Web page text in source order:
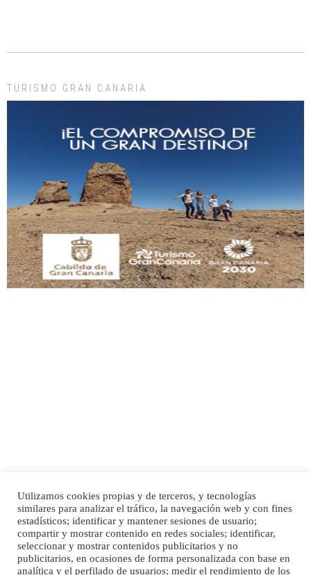
manso y extremadamente cari...
Adopción urgente
Busco adopción responsable para mi perra. Pastor alemán, hembra, 4 años. Por
motivos personales ...
Leales.org » Gran Canaria | 6.7.2025
Ninfa perdida
El día 5 se los perdió una ninfa papillera, asustada tiene miedo a la calle, se
perdió por la zon...
Leales.org » Gran Canaria | 6.7.2025
TURISMO GRAN CANARIA
Inicio Publicidad
Política de privacidad
Aviso Legal
Cláusula de Cookies
Enlaces de interés
Utilizamos cookies propias y de terceros, y tecnologías
similares para analizar el tráfico, la navegación web y con fines
estadísticos; identificar y mantener sesiones de usuario;
compartir y mostrar contenido en redes sociales; identificar,
seleccionar y mostrar contenidos publicitarios y no
publicitarios, en ocasiones de forma personalizada con base en
analítica y el perfilado de usuarios; medir el rendimiento de los